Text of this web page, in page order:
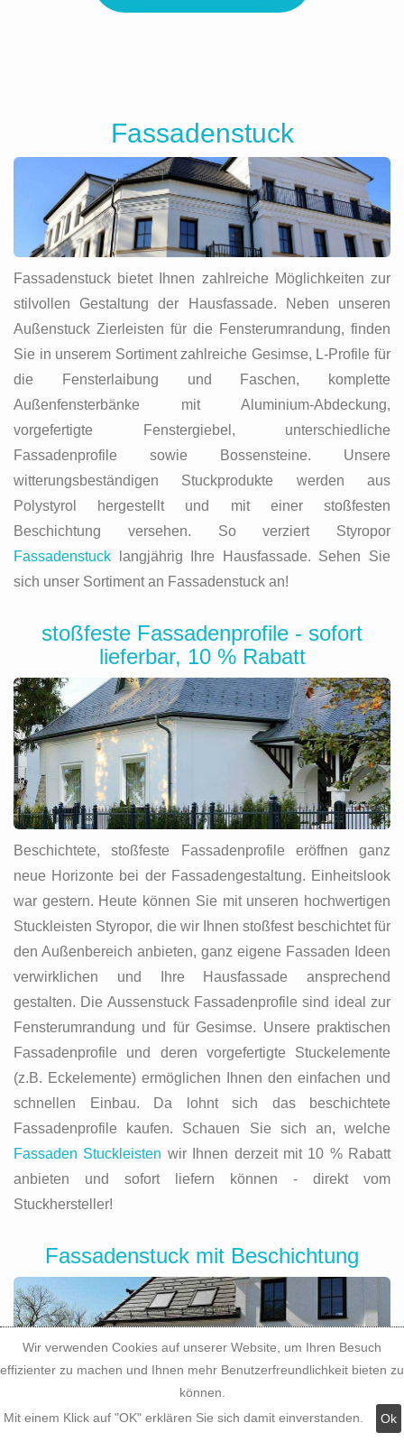
Fassadenstuck
Fassadenstuck bietet Ihnen zahlreiche Möglichkeiten zur
stilvollen Gestaltung der Hausfassade. Neben unseren
Außenstuck Zierleisten für die Fensterumrandung, finden
Sie in unserem Sortiment zahlreiche Gesimse, L-Profile für
die Fensterlaibung und Faschen, komplette
Außenfensterbänke mit Aluminium-Abdeckung,
vorgefertigte Fenstergiebel, unterschiedliche
Fassadenprofile sowie Bossensteine. Unsere
witterungsbeständigen Stuckprodukte werden aus
Polystyrol hergestellt und mit einer stoßfesten
Beschichtung versehen. So verziert Styropor
Fassadenstuck langjährig Ihre Hausfassade. Sehen Sie
sich unser Sortiment an Fassadenstuck an!
stoßfeste Fassadenprofile - sofort
lieferbar, 10 % Rabatt
Beschichtete, stoßfeste Fassadenprofile eröffnen ganz
neue Horizonte bei der Fassadengestaltung. Einheitslook
war gestern. Heute können Sie mit unseren hochwertigen
Stuckleisten Styropor, die wir Ihnen stoßfest beschichtet für
den Außenbereich anbieten, ganz eigene Fassaden Ideen
verwirklichen und Ihre Hausfassade ansprechend
gestalten. Die Aussenstuck Fassadenprofile sind ideal zur
Fensterumrandung und für Gesimse. Unsere praktischen
Fassadenprofile und deren vorgefertigte Stuckelemente
(z.B. Eckelemente) ermöglichen Ihnen den einfachen und
schnellen Einbau. Da lohnt sich das beschichtete
Fassadenprofile kaufen. Schauen Sie sich an, welche
Fassaden Stuckleisten wir Ihnen derzeit mit 10 % Rabatt
anbieten und sofort liefern können - direkt vom
Stuckhersteller!
Fassadenstuck mit Beschichtung
Wir verwenden Cookies auf unserer Website, um Ihren Besuch
effizienter zu machen und Ihnen mehr Benutzerfreundlichkeit bieten zu
können.
Mit einem Klick auf "OK" erklären Sie sich damit einverstanden.
Ok